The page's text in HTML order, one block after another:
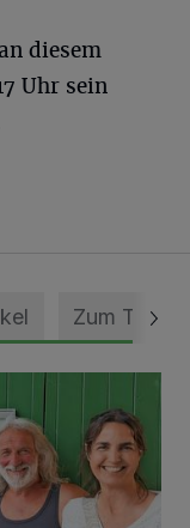
diesem
Uhr sein
Zum Thema
gewürdigt